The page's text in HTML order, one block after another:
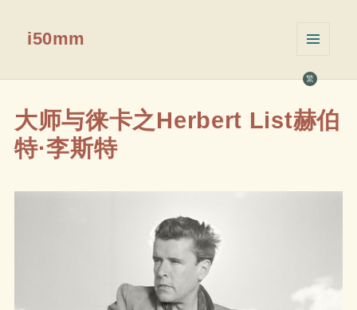
繁
i50mm
挂件
大师与徕卡之Herbert List赫伯
特·李斯特